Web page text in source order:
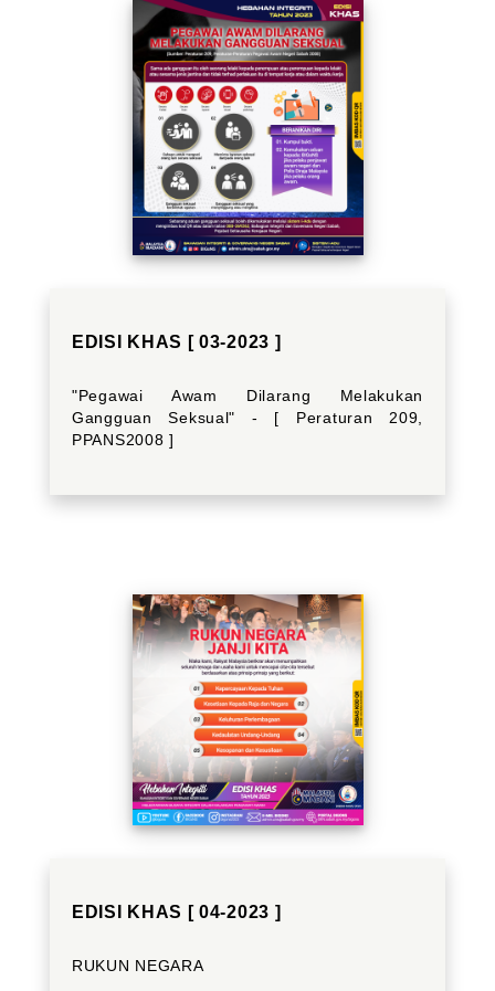
EDISI KHAS [ 03-2023 ]
"Pegawai Awam Dilarang Melakukan
Gangguan Seksual" - [ Peraturan 209,
PPANS2008 ]
EDISI KHAS [ 04-2023 ]
RUKUN NEGARA